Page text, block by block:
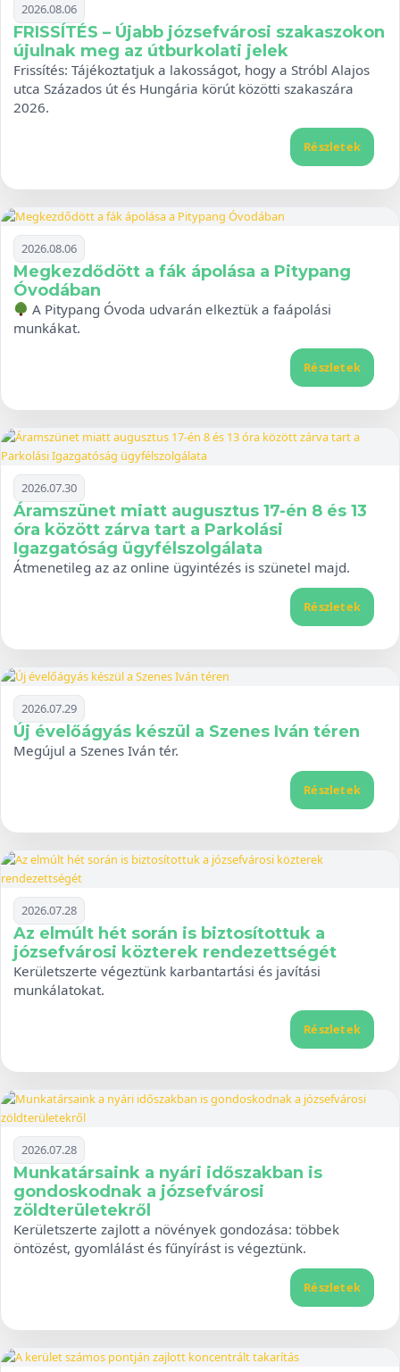
2026.08.06
FRISSÍTÉS – Újabb józsefvárosi szakaszokon
újulnak meg az útburkolati jelek
Frissítés: Tájékoztatjuk a lakosságot, hogy a Stróbl Alajos
utca Százados út és Hungária körút közötti szakaszára
2026.
Részletek
2026.08.06
Megkezdődött a fák ápolása a Pitypang
Óvodában
A Pitypang Óvoda udvarán elkeztük a faápolási
munkákat.
Részletek
2026.07.30
Áramszünet miatt augusztus 17-én 8 és 13
óra között zárva tart a Parkolási
Igazgatóság ügyfélszolgálata
Átmenetileg az az online ügyintézés is szünetel majd.
Részletek
2026.07.29
Új évelőágyás készül a Szenes Iván téren
Megújul a Szenes Iván tér.
Részletek
2026.07.28
Az elmúlt hét során is biztosítottuk a
józsefvárosi közterek rendezettségét
Kerületszerte végeztünk karbantartási és javítási
munkálatokat.
Részletek
2026.07.28
Munkatársaink a nyári időszakban is
gondoskodnak a józsefvárosi
zöldterületekről
Kerületszerte zajlott a növények gondozása: többek
öntözést, gyomlálást és fűnyírást is végeztünk.
Részletek